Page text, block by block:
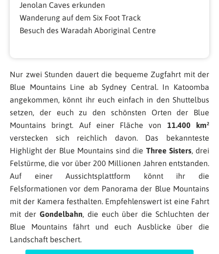
Jenolan Caves erkunden
Wanderung auf dem Six Foot Track
Besuch des Waradah Aboriginal Centre
Nur zwei Stunden dauert die bequeme Zugfahrt mit der
Blue Mountains Line ab Sydney Central. In Katoomba
angekommen, könnt ihr euch einfach in den Shuttelbus
setzen, der euch zu den schönsten Orten der Blue
Mountains bringt. Auf einer Fläche von 11.400 km²
verstecken sich reichlich davon. Das bekannteste
Highlight der Blue Mountains sind die Three Sisters, drei
Felstürme, die vor über 200 Millionen Jahren entstanden.
Auf einer Aussichtsplattform könnt ihr die
Felsformationen vor dem Panorama der Blue Mountains
mit der Kamera festhalten. Empfehlenswert ist eine Fahrt
mit der Gondelbahn, die euch über die Schluchten der
Blue Mountains fährt und euch Ausblicke über die
Landschaft beschert.